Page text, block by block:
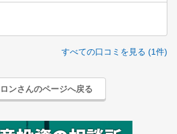
すべての口コミを見る (1件)
ンさんのページへ戻る